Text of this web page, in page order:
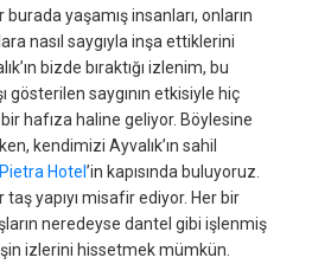
yaşamış insanları, onların
nasıl saygıyla inşa ettiklerini
bizde bıraktığı izlenim, bu
gösterilen saygının etkisiyle hiç
hafıza haline geliyor. Böylesine
kendimizi Ayvalık’ın sahil
Hotel ’in kapısında buluyoruz.
taş yapıyı misafir ediyor. Her bir
neredeyse dantel gibi işlenmiş
izlerini hissetmek mümkün.